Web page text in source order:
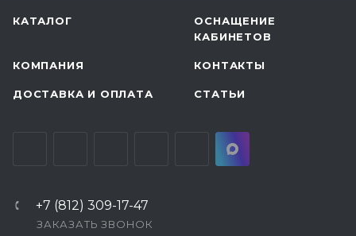
КАТАЛОГ
ОСНАЩЕНИЕ
КАБИНЕТОВ
КОМПАНИЯ КОНТАКТЫ
ДОСТАВКА И ОПЛАТА СТАТЬИ
+7 (812) 309-17-47
ЗАКАЗАТЬ ЗВОНОК